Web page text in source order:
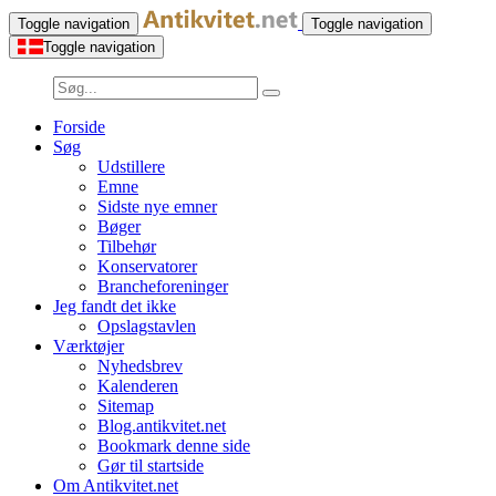
Toggle navigation
Toggle navigation
Toggle navigation
Forside
Søg
Udstillere
Emne
Sidste nye emner
Bøger
Tilbehør
Konservatorer
Brancheforeninger
Jeg fandt det ikke
Opslagstavlen
Værktøjer
Nyhedsbrev
Kalenderen
Sitemap
Blog.antikvitet.net
Bookmark denne side
Gør til startside
Om Antikvitet.net